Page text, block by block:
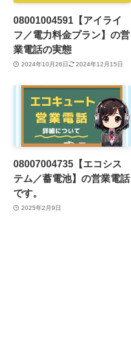
08001004591【アイライ
フ／電力料金プラン】の営
業電話の実態
2024年10月26日 2024年12月15日
08007004735【エコシス
テム／蓄電池】の営業電話
です。
2025年2月9日